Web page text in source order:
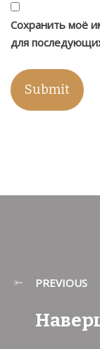
Сохранить моё
для
PREVIOUS